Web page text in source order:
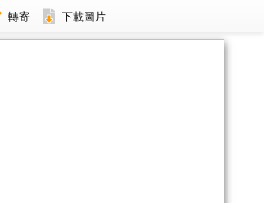
轉寄 下載圖片